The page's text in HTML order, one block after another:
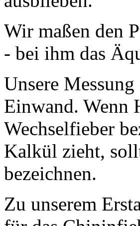
Wir maßen den
- bei ihm das
Unsere
Einwand. Wenn
Wechselfieber
Kalkül zieht,
bezeichnen.
Zu unserem